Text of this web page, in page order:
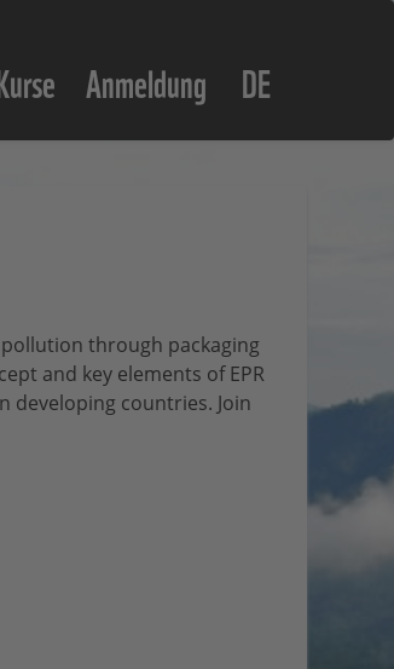
Anmeldung DE
through packaging
and key elements of EPR
developing countries. Join